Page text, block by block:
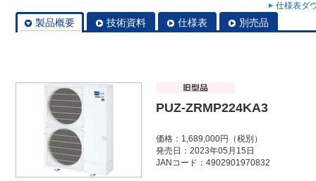
仕様表ダ
製品概要 技術資料 仕様表 別売品
PUZ-ZRMP224KA3
価格：1,689,000円（税別）
発売日：2023年05月15日
JANコード：4902901970832